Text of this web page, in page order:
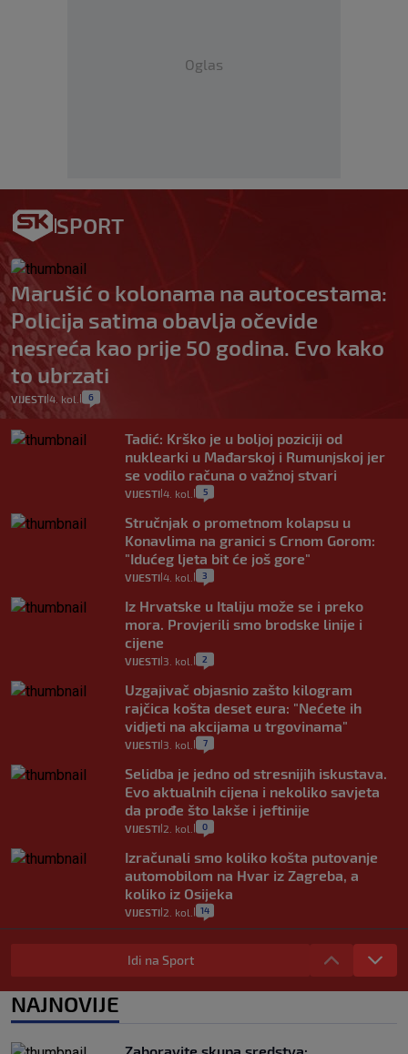
Oglas
SPORT
Marušić o kolonama na autocestama:
Policija satima obavlja očevide
nesreća kao prije 50 godina. Evo kako
to ubrzati
VIJESTI 4. kol. 6
Tadić: Krško je u boljoj poziciji od
nuklearki u Mađarskoj i Rumunjskoj jer
se vodilo računa o važnoj stvari
VIJESTI 4. kol. 5
Stručnjak o prometnom kolapsu u
Konavlima na granici s Crnom Gorom:
"Idućeg ljeta bit će još gore"
VIJESTI 4. kol. 3
Iz Hrvatske u Italiju može se i preko
mora. Provjerili smo brodske linije i
cijene
VIJESTI 3. kol. 2
Uzgajivač objasnio zašto kilogram
rajčica košta deset eura: "Nećete ih
vidjeti na akcijama u trgovinama"
VIJESTI 3. kol. 7
Selidba je jedno od stresnijih iskustava.
Evo aktualnih cijena i nekoliko savjeta
da prođe što lakše i jeftinije
VIJESTI 2. kol. 0
Izračunali smo koliko košta putovanje
automobilom na Hvar iz Zagreba, a
koliko iz Osijeka
VIJESTI 2. kol. 14
"Kći je otišla na more, a zaboravila
zdravstvenu iskaznicu". Kakva su prava
pacijenata izvan mjesta prebivališta?
1
Plenković na 15 dana ukine mjere: "Ne bi
Idi na Sport
NAJNOVIJE